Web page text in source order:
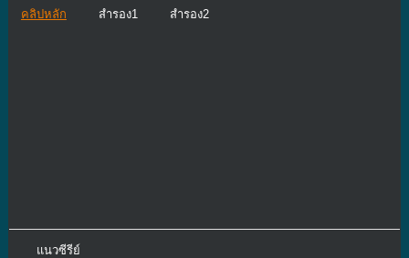
คลิปหลัก สำรอง1 สำรอง2
แนวซีรีย์